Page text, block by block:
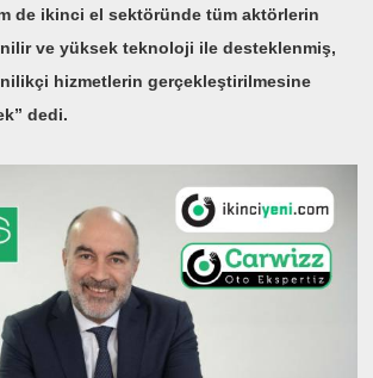
de ikinci el sektöründe tüm aktörlerin
ve yüksek teknoloji ile desteklenmiş,
hizmetlerin gerçekleştirilmesine
dedi.